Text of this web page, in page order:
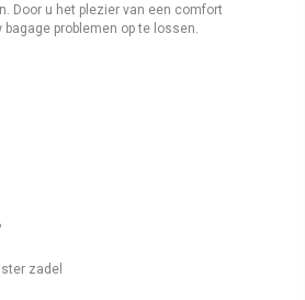
Door u het plezier van een comfort
problemen op te lossen.
zadel